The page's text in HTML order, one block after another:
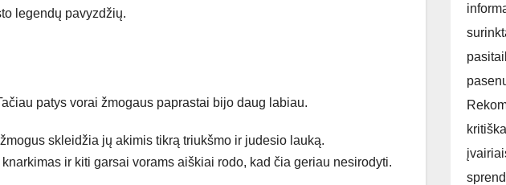
legendų pavyzdžių.
patys vorai žmogaus paprastai bijo daug labiau.
skleidžia jų akimis tikrą triukšmo ir judesio lauką.
ir kiti garsai vorams aiškiai rodo, kad čia geriau nesirodyti.